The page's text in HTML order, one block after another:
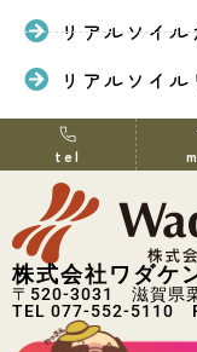
リアルソイル
リアルソイ
tel
株式会社ワダケ
〒520-3031 滋賀県
TEL 077-552-5110